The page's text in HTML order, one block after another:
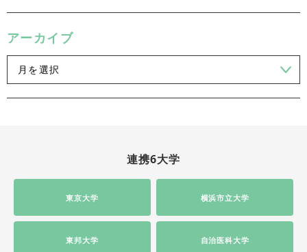
アーカイブ
連携6大学
東京大学 横浜市立大学
東邦大学 自治医科大学